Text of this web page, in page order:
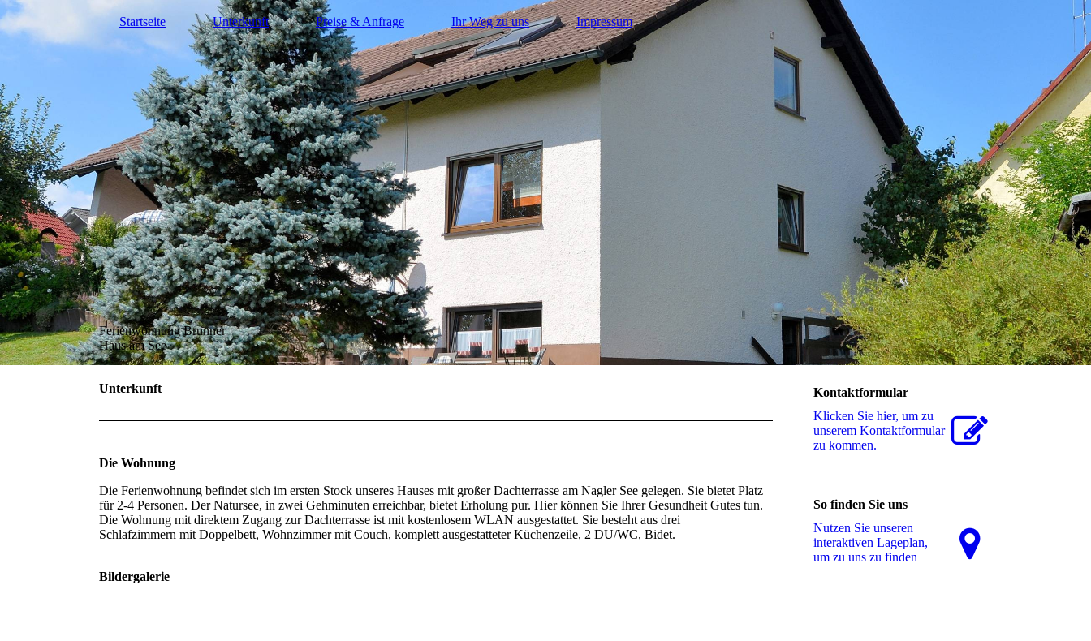
Startseite Unterkunft Preise & Anfrage Ihr Weg zu uns Impressum
Ferienwohnung Brunner
Haus am See
Unterkunft
Die Wohnung
Die Ferienwohnung befindet sich im ersten Stock unseres Hauses mit großer Dachterrasse am Nagler See gelegen. Sie bietet Platz
für 2-4 Personen. Der Natursee, in zwei Gehminuten erreichbar, bietet Erholung pur. Hier können Sie Ihrer Gesundheit Gutes tun.
Die Wohnung mit direktem Zugang zur Dachterrasse ist mit kostenlosem WLAN ausgestattet. Sie besteht aus drei
Schlafzimmern mit Doppelbett, Wohnzimmer mit Couch, komplett ausgestatteter Küchenzeile, 2 DU/WC, Bidet.
Bildergalerie
Kontaktformular
Klicken Sie hier, um zu
unserem Kon­takt­for­mu­lar
zu kommen.
So finden Sie uns
Nutzen Sie unseren
interaktiven La­ge­plan,
um zu uns zu finden